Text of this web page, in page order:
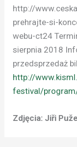
http://
prehrajte-si-
webu-ct24
sierpnia 2018
przedsprzedaż
http://
festival/
Zdjęcia: Jiři